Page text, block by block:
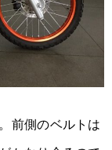
前側のベルトは